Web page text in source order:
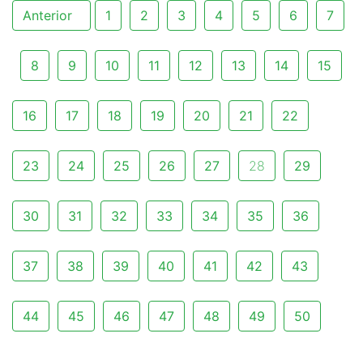
Anterior 1 2 3 4 5 6 7
8 9 10 11 12 13 14 15
16 17 18 19 20 21 22
23 24 25 26 27 28 29
30 31 32 33 34 35 36
37 38 39 40 41 42 43
44 45 46 47 48 49 50